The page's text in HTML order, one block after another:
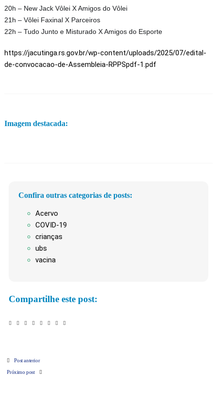
20h – New Jack Vôlei X Amigos do Vôlei
21h – Vôlei Faxinal X Parceiros
22h – Tudo Junto e Misturado X Amigos do Esporte
https://jacutinga.rs.gov.br/wp-content/uploads/2025/07/edital-
de-convocacao-de-Assembleia-RPPSpdf-1.pdf
Imagem destacada:
Confira outras categorias de posts:
Acervo
COVID-19
crianças
ubs
vacina
Compartilhe este post:
Post anterior
Próximo post